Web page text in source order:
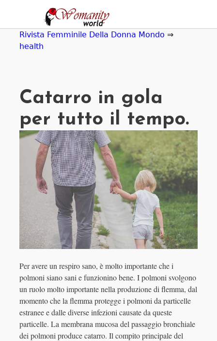
navigation
Rivista Femminile Della Donna Mondo ⇒
health
Catarro in gola
per tutto il tempo.
Per avere un respiro sano, è molto importante che i
polmoni siano sani e funzionino bene. I polmoni svolgono
un ruolo molto importante nella produzione di flemma, dal
momento che la flemma protegge i polmoni da particelle
estranee e dalle diverse infezioni causate da queste
particelle. La membrana mucosa del passaggio bronchiale
dei polmoni produce catarro. Il compito principale del